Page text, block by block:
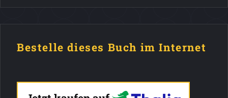
Bestelle dieses Buch im Internet